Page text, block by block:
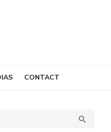
CONTACT
